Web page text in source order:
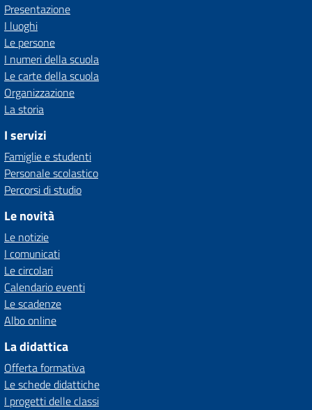
Presentazione
I luoghi
Le persone
I numeri della scuola
Le carte della scuola
Organizzazione
La storia
I servizi
Famiglie e studenti
Personale scolastico
Percorsi di studio
Le novità
Le notizie
I comunicati
Le circolari
Calendario eventi
Le scadenze
Albo online
La didattica
Offerta formativa
Le schede didattiche
I progetti delle classi